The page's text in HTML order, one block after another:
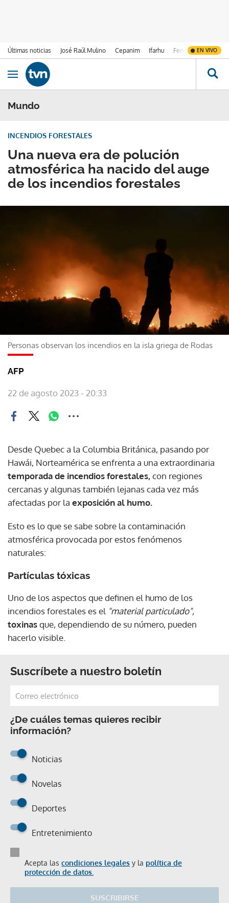
Últimas noticias José Raúl Mulino Cepanim Ifarhu Fenómeno de El
EN VIVO
Ir al contenido
Obrir navegació
Mundo
Una nueva era de polución
atmosférica ha nacido del auge
de los incendios forestales
INCENDIOS FORESTALES
Personas observan los incendios en la isla griega de Rodas
AFP
22 de agosto 2023 - 20:33
Desde Quebec a la Columbia Británica, pasando por
Hawái, Norteamérica se enfrenta a una extraordinaria
temporada de incendios forestales,con regiones
cercanas y algunas también lejanas cada vez más
afectadas por la exposición al humo.
Esto es lo que se sabe sobre la contaminación
atmosférica provocada por estos fenómenos
naturales:
Partículas tóxicas
Uno de los aspectos que definen el humo de los
incendios forestales es el "material particulado",
toxinasque, dependiendo de su número, pueden
hacerlo visible.
Suscríbete a nuestro boletín
¿De cuáles temas quieres recibir
información?
Noticias
Novelas
Deportes
Entretenimiento
Acepta las condiciones legales y la política de
protección de datos.
SUSCRIBIRSE